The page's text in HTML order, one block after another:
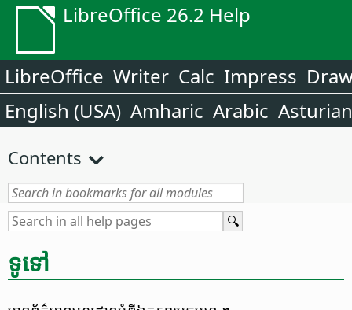
LibreOffice 26.2 Help
LibreOffice Writer Calc Impress
English (USA) Amharic Arabic Asturian
Contents
ទូទៅ